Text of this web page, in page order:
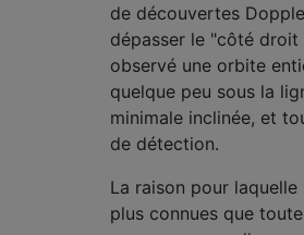
de découvertes
dépasser le "côté
observé une orbite
quelque peu sous la
minimale inclinée, et
de détection.
La raison pour
plus connues que